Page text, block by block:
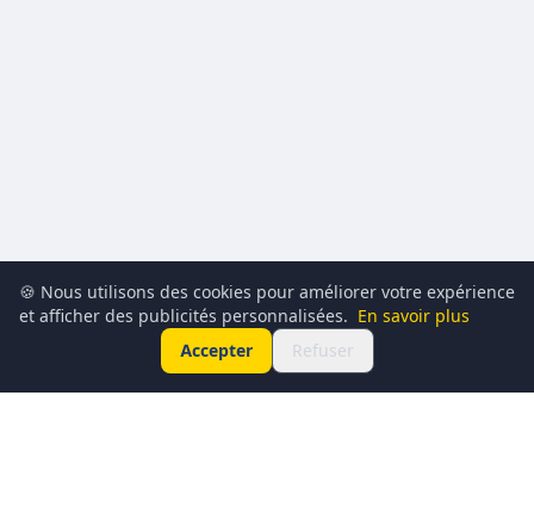
🍪 Nous utilisons des cookies pour améliorer votre expérience
et afficher des publicités personnalisées. En savoir plus
Accepter
Refuser